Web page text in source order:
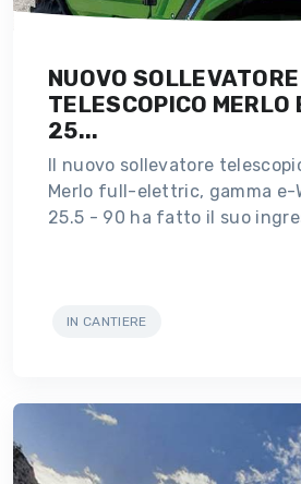
NUOVO SOLLEVATORE
TELESCOPICO MERLO
25...
Il nuovo sollevatore
Merlo full-elettric, gamma e-
25.5 - 90 ha fatto il suo
IN CANTIERE